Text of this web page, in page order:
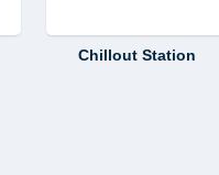
Chillout Station